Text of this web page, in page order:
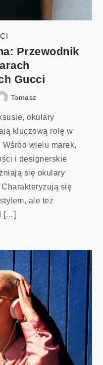
Przewodnik
Gucci
Tomasz
okulary
kluczową rolę w
wielu marek,
i designerskie
się okulary
się
ale też
[…]